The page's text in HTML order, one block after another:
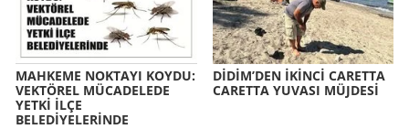
MAH­KE­ME NOK­TA­YI KOYDU:
VEK­TÖ­REL MÜ­CA­DE­LE­DE
YETKİ İLÇE
BELEDİYELERİNDE
DİDİM’DEN İKİNCİ CA­RET­TA
CA­RET­TA YU­VA­SI MÜJ­DESİ